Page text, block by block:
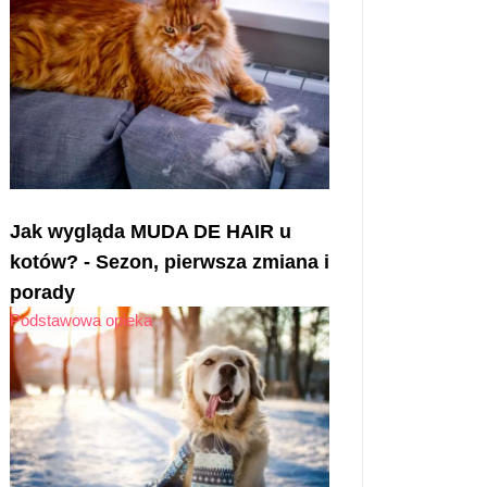
Jak wygląda MUDA DE HAIR u
kotów? - Sezon, pierwsza zmiana i
porady
Podstawowa opieka